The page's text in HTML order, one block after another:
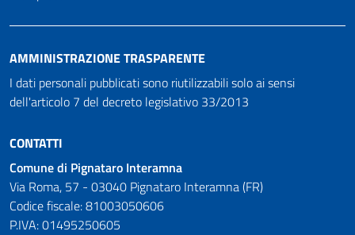
AMMINISTRAZIONE TRASPARENTE
I dati personali pubblicati sono riutilizzabili solo ai sensi
dell'articolo 7 del decreto legislativo 33/2013
CONTATTI
Comune di Pignataro Interamna
Via Roma, 57 - 03040 Pignataro Interamna (FR)
Codice fiscale: 81003050606
P.IVA: 01495250605